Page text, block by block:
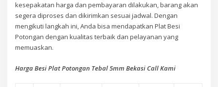
kesepakatan harga dan pembayaran dilakukan, barang akan
segera diproses dan dikirimkan sesuai jadwal. Dengan
mengikuti langkah ini, Anda bisa mendapatkan Plat Besi
Potongan dengan kualitas terbaik dan pelayanan yang
memuaskan.
Harga Besi Plat Potongan Tebal 5mm Bekasi Call Kami